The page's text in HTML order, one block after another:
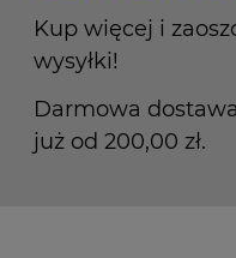
Kup więcej i
wysyłki!
Darmowa
już od 200,00 zł.